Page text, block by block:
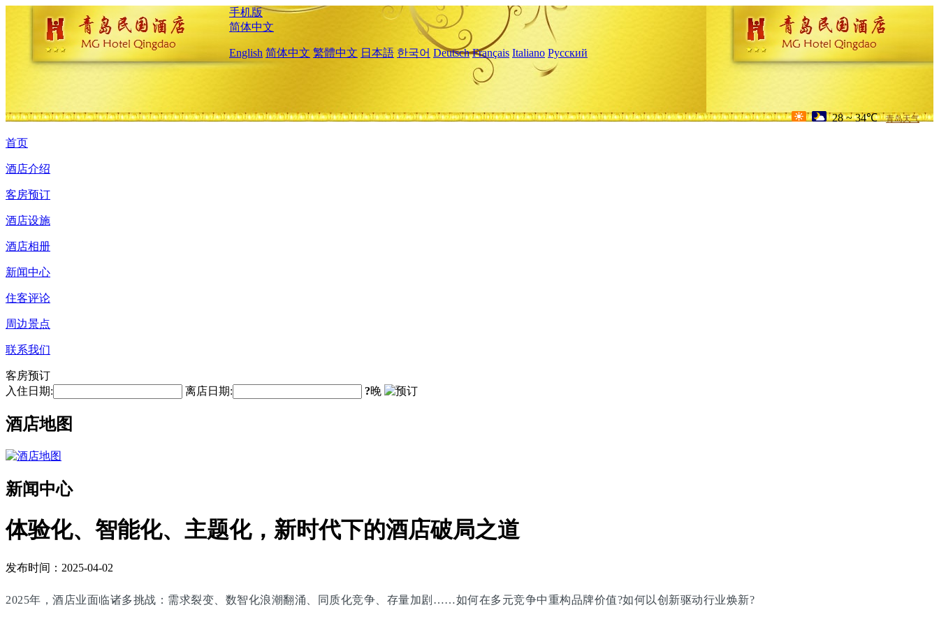
手机版
简体中文
English 简体中文 繁體中文 日本語 한국어 Deutsch Français Italiano Русский
28 ~ 34℃ 青岛天气
首页
酒店介绍
客房预订
酒店设施
酒店相册
新闻中心
住客评论
周边景点
联系我们
客房预订
入住日期:
离店日期: ?晚
酒店地图
新闻中心
体验化、智能化、主题化，新时代下的酒店破局之道
发布时间：2025-04-02
2025年，酒店业面临诸多挑战：需求裂变、数智化浪潮翻涌、同质化竞争、存量加剧……如何在多元竞争中重构品牌价值?如何以创新驱动行业焕新?